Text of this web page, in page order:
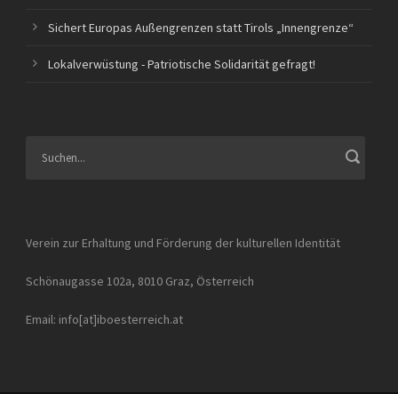
Sichert Europas Außengrenzen statt Tirols „Innengrenze“
Lokalverwüstung - Patriotische Solidarität gefragt!
Verein zur Erhaltung und Förderung der kulturellen Identität
Schönaugasse 102a, 8010 Graz, Österreich
Email: info[at]iboesterreich.at